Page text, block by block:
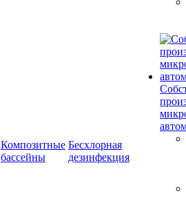
Композитные
бассейны
Бесхлорная
дезинфекция